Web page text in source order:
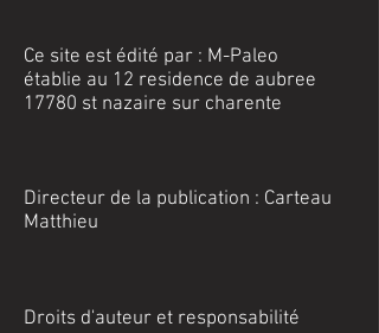
Ce site est édité par : M-Paleo
établie au 12 residence de aubree
17780 st nazaire sur charente
Directeur de la publication : Carteau
Matthieu
Droits d'auteur et responsabilité